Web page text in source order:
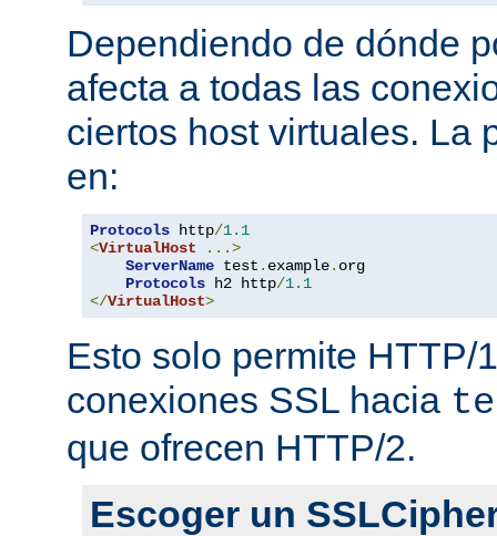
Dependiendo de dónde
afecta a todas las
ciertos host virtuales. La
en:
Protocols http/1.1
<VirtualHost
...>
ServerName test . example. org
Protocols h2 http/1.1
</VirtualHost>
Esto solo permite HTTP/
conexiones SSL hacia
que ofrecen HTTP/2.
Escoger un